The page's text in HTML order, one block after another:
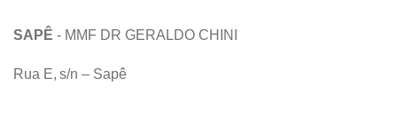
SAPÊ - MMF DR GERALDO CHINI
Rua E, s/n – Sapê